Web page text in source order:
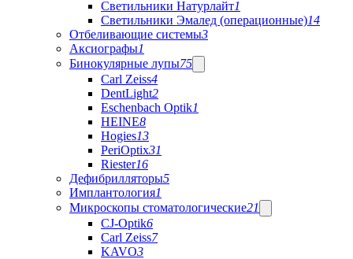
Светильники Натурлайт1
Светильники Эмалед (операционные)14
Отбеливающие системы3
Аксиографы1
Бинокулярные лупы75
Carl Zeiss4
DentLight2
Eschenbach Optik1
HEINE8
Hogies13
PeriOptix31
Riester16
Дефибрилляторы5
Имплантология1
Микроскопы стоматологические21
CJ-Optik6
Carl Zeiss7
KAVO3